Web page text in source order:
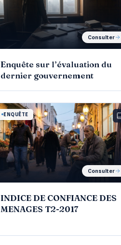
Consulter
Enquête sur l’évaluation du
dernier gouvernement
ENQUÊTE
Consulter
INDICE DE CONFIANCE DES
MENAGES T2-2017